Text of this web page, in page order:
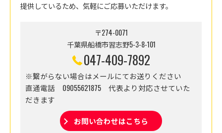
提供しているため、気軽にご応募いただけます。
〒274-0071
千葉県船橋市習志野5-3-8-101
047-409-7892
※繋がらない場合はメールにてお送りください
直通電話 09055621875 代表より対応させていた
だきます
お問い合わせはこちら